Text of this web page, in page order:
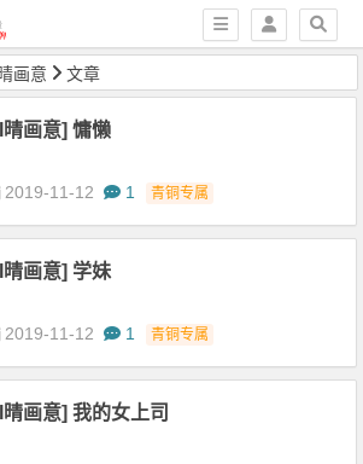
画意 文章
晴画意] 慵懒
2019-11-12 1 青铜专属
晴画意] 学妹
2019-11-12 1 青铜专属
晴画意] 我的女上司